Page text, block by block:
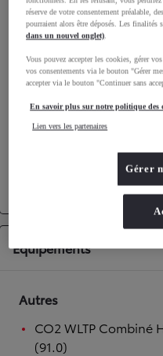
Consommation mixte
Émissions CO2
Performances
Accélération 0-100km/h
Équipements
Autres
CO2 WLTP Combiné
(91.0)
réserve de votre consentement préalable,
pourraient alors être déposés. Les finalités
dans un nouvel onglet)
Vous pouvez accepter les cookies, gérer
vos consentements via le bouton "Gérer
accepter via le bouton "Continuer sans
En savoir plus sur notre politique des
Lien vers les partenaires
Gérer